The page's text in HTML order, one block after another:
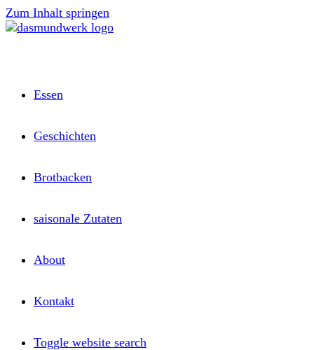
Zum Inhalt springen
Essen
Geschichten
Brotbacken
saisonale Zutaten
About
Kontakt
Toggle website search